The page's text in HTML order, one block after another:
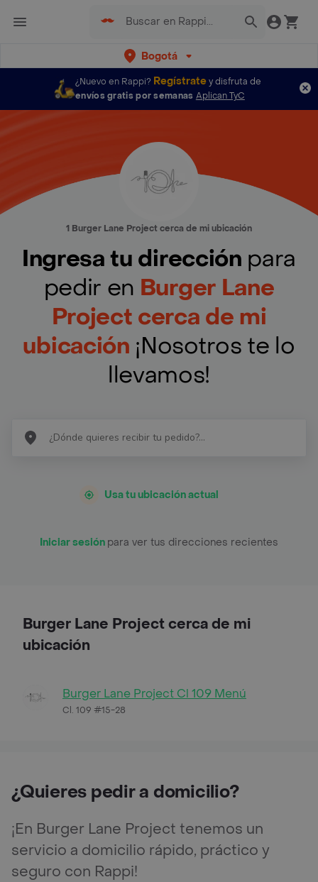
Bogotá
¿Nuevo en Rappi? Regístratey disfruta de
envíos gratis por semanas Aplican TyC
1 Burger Lane Project cerca de mi ubicación
Ingresa tu dirección para
pedir en Burger Lane
Project cerca de mi
ubicación ¡Nosotros te lo
llevamos!
Usa tu ubicación actual
Iniciar sesión para ver tus direcciones recientes
Burger Lane Project cerca de mi
ubicación
Burger Lane Project Cl 109 Menú
Cl. 109 #15-28
¿Quieres pedir a domicilio?
¡En Burger Lane Project tenemos un
servicio a domicilio rápido, práctico y
seguro con Rappi!